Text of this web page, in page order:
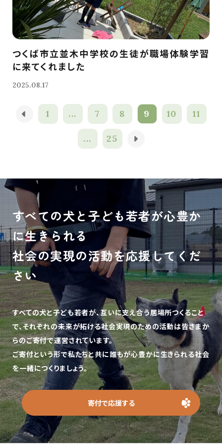
つくば市立並木中学校の生徒が職場体験学習
に来てくれました
2025.08.17
1 ... 7 8 9 10 11
... 25
すべての犬と子ども若者が心豊か
に生きられる
社会の実現の活動を応援してくだ
さい
すべての犬と子ども若者が、互いに支え合う居場所つくること
で、それぞれの未来が拓ける社会実現のための活動は皆さまか
らのご寄付で運営されています。
ご寄付という形で私たちと共に誰もが心豊かに生きられる社会
を一緒につくりましょう。
寄付で応援する